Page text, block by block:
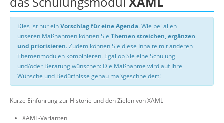
Dies ist nur einVorschlag für eine Agenda. Wie bei allen
unseren Maßnahmen können Sie Themen streichen, ergänzen
und priorisieren. Zudem können Sie diese Inhalte mit anderen
Themenmodulen kombinieren. Egal ob Sie eine Schulung
und/oder Beratung wünschen: Die Maßnahme wird auf Ihre
Wünsche und Bedürfnisse genau maßgeschneidert!
Kurze Einführung zur Historie und den Zielen von XAML
XAML-Varianten